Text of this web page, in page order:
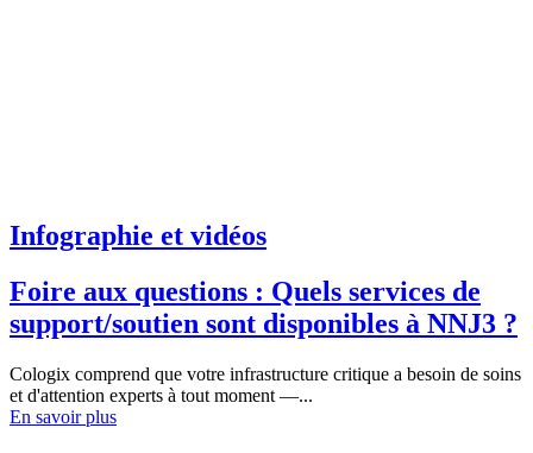
Infographie et vidéos
Foire aux questions : Quels services de
support/soutien sont disponibles à NNJ3 ?
Cologix comprend que votre infrastructure critique a besoin de soins
et d'attention experts à tout moment —...
En savoir plus